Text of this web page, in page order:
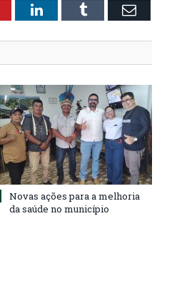
LinkedInTumblr Email
Novas ações para a melhoria
da saúde no município